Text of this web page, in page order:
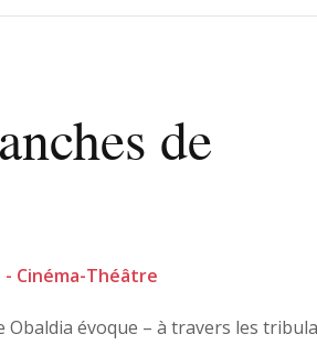
de
- Cinéma-Théâtre
Obaldia évoque – à travers les